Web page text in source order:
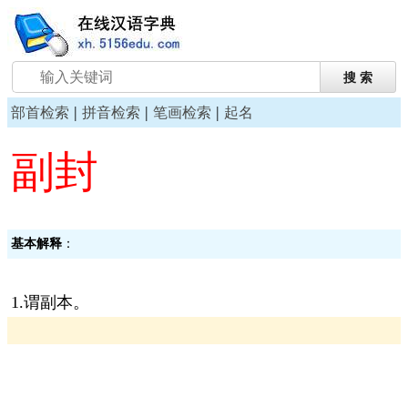
部首检索 | 拼音检索 | 笔画检索 | 起名
副封
基本解释 ：
1.谓副本。